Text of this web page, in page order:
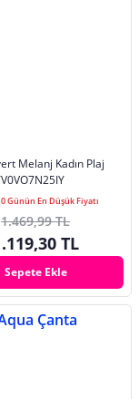
Melanj Kadın Plaj
Günün En Düşük Fiyatı
1.469,99 TL
TL
Sepete Ekle